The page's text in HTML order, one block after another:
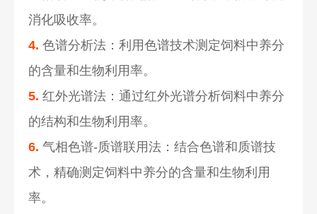
消化吸收率。
4. 色谱分析法：利用色谱技术测定饲料中养分
的含量和生物利用率。
5. 红外光谱法：通过红外光谱分析饲料中养分
的结构和生物利用率。
6. 气相色谱-质谱联用法：结合色谱和质谱技
术，精确测定饲料中养分的含量和生物利用
率。